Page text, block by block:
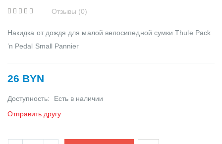
Отзывы (0)
Накидка от дождя для малой велосипедной сумки Thule Pack
’n Pedal Small Pannier
26 BYN
Доступность:
Есть в наличии
Отправить другу